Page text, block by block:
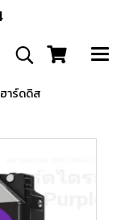
าร์ดดิส